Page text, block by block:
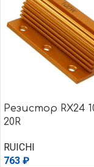
Резистор RX24
20R
RUICHI
763 ₽